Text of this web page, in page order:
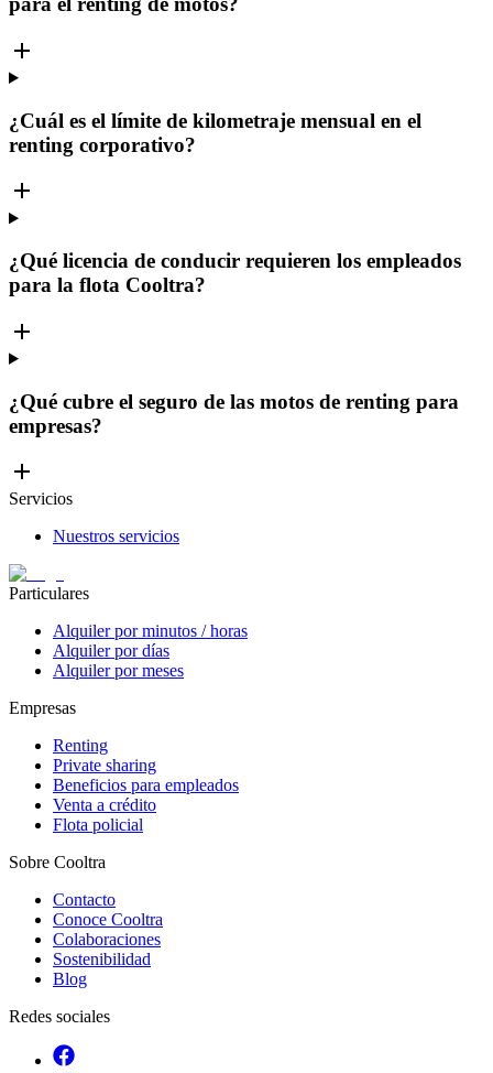
¿Cuál es el límite de kilometraje mensual en el
renting corporativo?
¿Qué licencia de conducir requieren los empleados
para la flota Cooltra?
¿Qué cubre el seguro de las motos de renting para
empresas?
Servicios
Nuestros servicios
Particulares
Alquiler por minutos / horas
Alquiler por días
Alquiler por meses
Empresas
Renting
Private sharing
Beneficios para empleados
Venta a crédito
Flota policial
Sobre Cooltra
Contacto
Conoce Cooltra
Colaboraciones
Sostenibilidad
Blog
Redes sociales